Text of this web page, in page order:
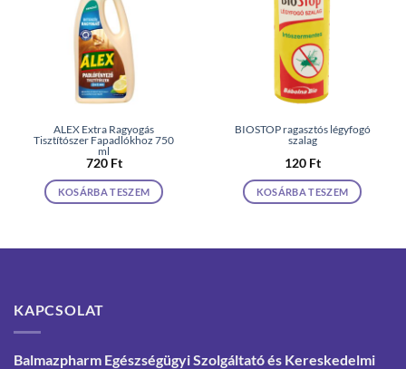
ALEX Extra Ragyogás
Tisztítószer Fapadlókhoz 750
ml
720 Ft
KOSÁRBA TESZEM
BIOSTOP ragasztós légyfogó
szalag
120 Ft
KOSÁRBA TESZEM
KAPCSOLAT
Balmazpharm Egészségügyi Szolgáltató és Kereskedelmi